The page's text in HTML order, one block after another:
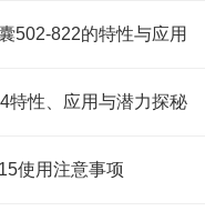
502-822的特性与应用
特性、应用与潜力探秘
使用注意事项